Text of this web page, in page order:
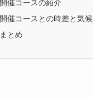
開催コースの紹介
開催コースとの時差と気候
まとめ